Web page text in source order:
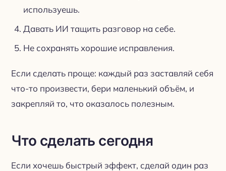
используешь.
Давать ИИ тащить разговор на себе.
Не сохранять хорошие исправления.
Если сделать проще: каждый раз заставляй себя
что-то произвести, бери маленький объём, и
закрепляй то, что оказалось полезным.
Что сделать сегодня
Если хочешь быстрый эффект, сделай один раз